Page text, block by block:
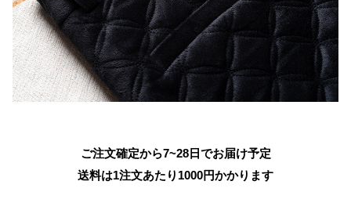
ご注文確定から7~28日でお届け予定
送料は1注文あたり 1000円かかります